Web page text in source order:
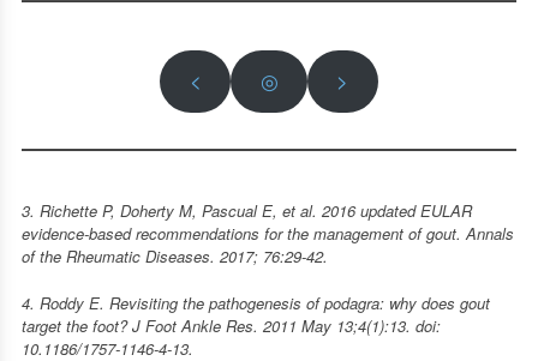
< ◎ >
3. Richette P, Doherty M, Pascual E, et al. 2016 updated EULAR
evidence-based recommendations for the management of gout. Annals
of the Rheumatic Diseases. 2017; 76:29-42.
4. Roddy E. Revisiting the pathogenesis of podagra: why does gout
target the foot? J Foot Ankle Res. 2011 May 13;4(1):13. doi:
10.1186/1757-1146-4-13.